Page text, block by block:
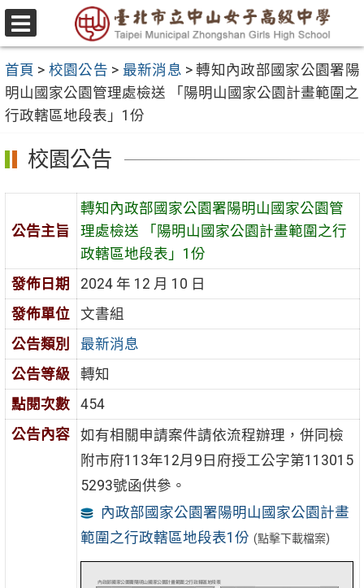
跳
至
要
內
容
區
選
單
首頁 > 校園公告 > 最新消息 >轉知內政部國家公園署陽
明山國家公園管理處檢送 「陽明山國家公園計畫範圍之
行政轄區地段表」1份
校園公告
公告主旨
轉知內政部國家公園署陽明山國家公園管
理處檢送 「陽明山國家公園計畫範圍之行
政轄區地段表」1份
發佈日期
2024 年 12 月 10 日
發佈單位
文書組
公告類別
最新消息
公告等級
轉知
點閱次數
454
公告內容
如有相關申請案件請依流程辦理，併同檢
附市府113年12月9日府授工公字第113015
5293號函供參。
內政部國家公園署陽明山國家公園計畫
範圍之行政轄區地段表1份 (點擊下載檔案)